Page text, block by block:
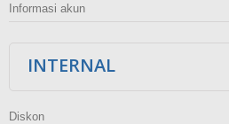
Informasi akun
INTERNAL
Diskon